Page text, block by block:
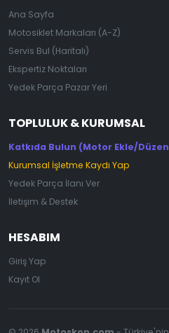
Ana Sayfa
Motosiklet Markaları (A-Z)
Servis Bul (Haritalı)
Ekspertiz Noktaları
Yedek Parça Pazar Yeri
TOPLULUK & KURUMSAL
Katkıda Bulun (Motor Ekle/
Kurumsal İşletme Kaydı Yap
Yedek Parça İlanı Ver
İletişim & Destek
HESABIM
Giriş Yap
Kayıt Ol